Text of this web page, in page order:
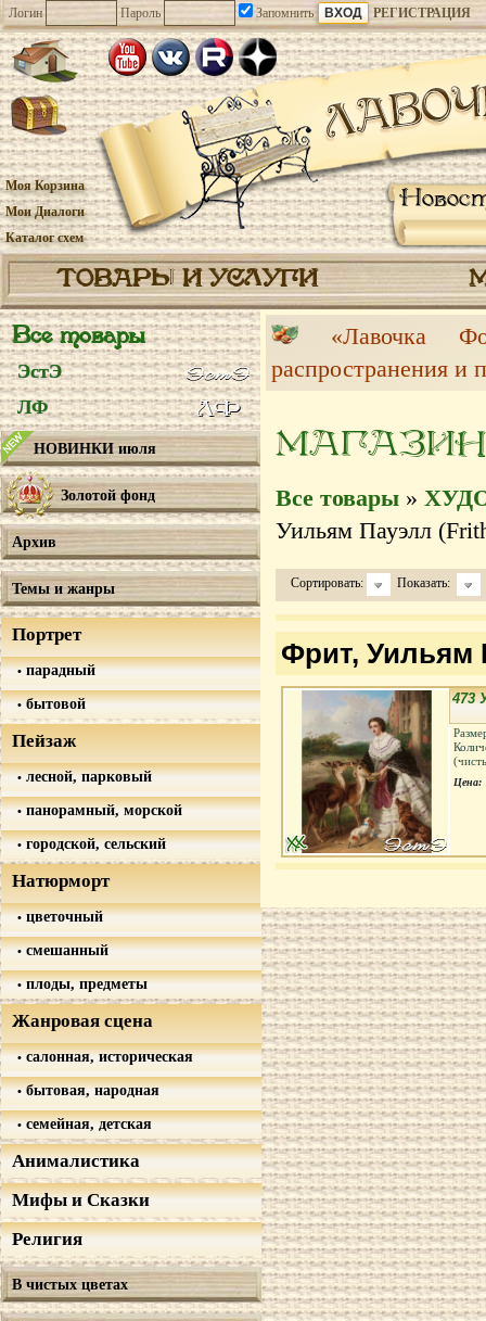
Логин Пароль Запомнить РЕГИСТРАЦИЯ
Моя Корзина
Мои Диалоги
Каталог схем
ТОВАРЫ И УСЛУГИ
Все товары
ЭстЭ
ЛФ
НОВИНКИ июля
Золотой фонд
Архив
Темы и жанры
Портрет
парадный
бытовой
Пейзаж
лесной, парковый
панорамный, морской
городской, сельский
Натюрморт
цветочный
смешанный
плоды, предметы
Жанровая сцена
салонная, историческая
бытовая, народная
семейная, детская
Анималистика
Мифы и Сказки
Религия
В чистых цветах
«Лавочка
распространения и
МАГАЗИН
Все товары »
Уильям Пауэлл
Сортировать: Показать:
Фрит, Уильям
473
Цена: